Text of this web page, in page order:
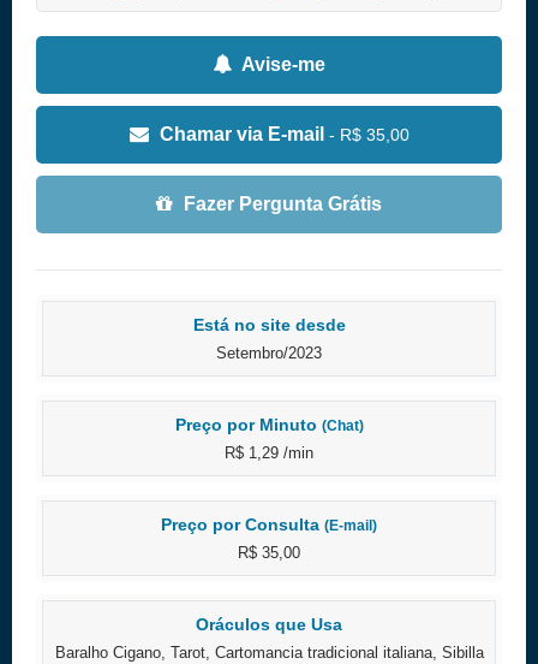
Avise-me
Chamar via E-mail - R$ 35,00
Fazer Pergunta Grátis
Está no site desde
Setembro/2023
Preço por Minuto (Chat)
R$ 1,29 /min
Preço por Consulta (E-mail)
R$ 35,00
Oráculos que Usa
Baralho Cigano, Tarot, Cartomancia tradicional italiana, Sibilla